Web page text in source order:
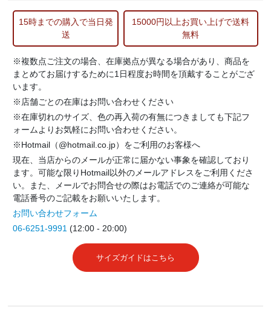
15時までの購入で当日発
送
15000円以上お買い上げで送料
無料
※複数点ご注文の場合、在庫拠点が異なる場合があり、商品を
まとめてお届けするために1日程度お時間を頂戴することがござ
います。
※店舗ごとの在庫はお問い合わせください
※在庫切れのサイズ、色の再入荷の有無につきましても下記フ
ォームよりお気軽にお問い合わせください。
※Hotmail（@hotmail.co.jp）をご利用のお客様へ
現在、当店からのメールが正常に届かない事象を確認しており
ます。可能な限りHotmail以外のメールアドレスをご利用くださ
い。また、メールでお問合せの際はお電話でのご連絡が可能な
電話番号のご記載をお願いいたします。
お問い合わせフォーム
06-6251-9991 (12:00 - 20:00)
サイズガイドはこちら